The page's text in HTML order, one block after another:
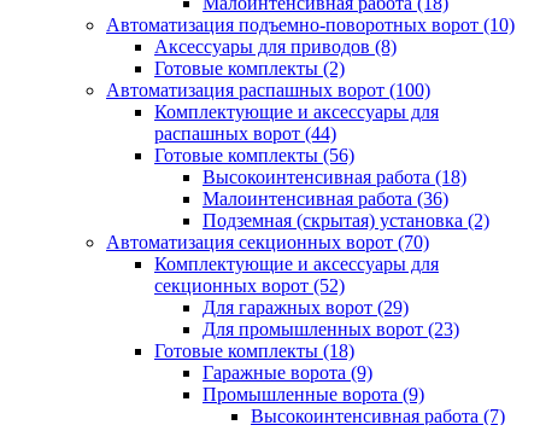
Автоматизация подъемно-поворотных ворот (10)
Аксессуары для приводов (8)
Готовые комплекты (2)
Автоматизация распашных ворот (100)
Комплектующие и аксессуары для
распашных ворот (44)
Готовые комплекты (56)
Высокоинтенсивная работа (18)
Малоинтенсивная работа (36)
Подземная (скрытая) установка (2)
Автоматизация секционных ворот (70)
Комплектующие и аксессуары для
секционных ворот (52)
Для гаражных ворот (29)
Для промышленных ворот (23)
Готовые комплекты (18)
Гаражные ворота (9)
Промышленные ворота (9)
Высокоинтенсивная работа (7)